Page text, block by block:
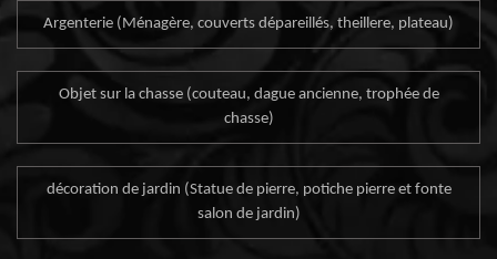
Argenterie (Ménagère, couverts dépareillés, theillere, plateau)
Objet sur la chasse (couteau, dague ancienne, trophée de
chasse)
décoration de jardin (Statue de pierre, potiche pierre et fonte
salon de jardin)